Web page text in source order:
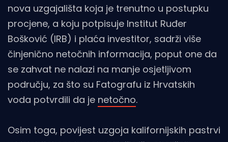
nova uzgajališta koja je trenutno u postupku
procjene, a koju potpisuje Institut Ruđer
Bošković (IRB) i plaća investitor, sadrži više
činjenično netočnih informacija, poput one da
se zahvat ne nalazi na manje osjetljivom
području, za što su Fatografu iz Hrvatskih
voda potvrdili da je netočno.
Osim toga, povijest uzgoja kalifornijskih pastrvi